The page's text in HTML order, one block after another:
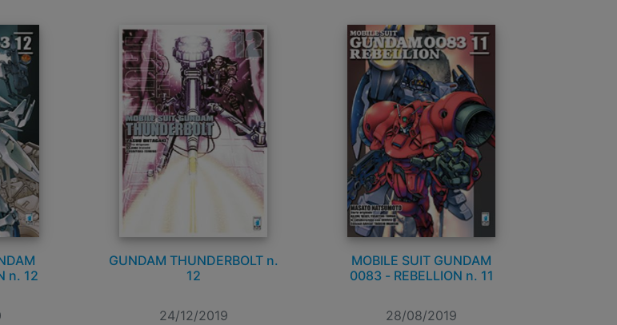
n. 12
GUNDAM THUNDERBOLT n.
12
24/12/2019
MOBILE SUIT GUNDAM
0083 - REBELLION n. 11
28/08/2019